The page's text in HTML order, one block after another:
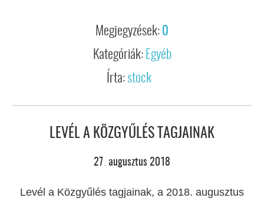
Megjegyzések: 0
Kategóriák: Egyéb
Írta:stock
LEVÉL A KÖZGYŰLÉS TAGJAINAK
27 . augusztus 2018
Levél a Közgyűlés tagjainak, a 2018. augusztus